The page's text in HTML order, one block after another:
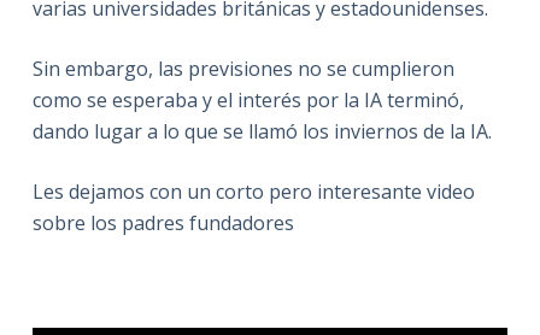
varias universidades británicas y estadounidenses.
Sin embargo, las previsiones no se cumplieron
como se esperaba y el interés por la IA terminó,
dando lugar a lo que se llamó los inviernos de la IA.
Les dejamos con un corto pero interesante video
sobre los padres fundadores